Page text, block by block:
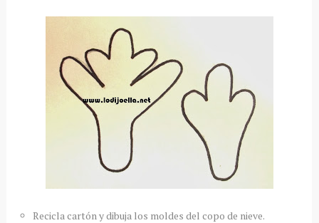
Recicla cartón y dibuja los moldes del copo de nieve.